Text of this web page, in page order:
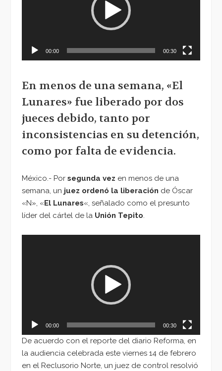
00:00 00:30
En menos de una semana, «El
Lunares» fue liberado por dos
jueces debido, tanto por
inconsistencias en su detención,
como por falta de evidencia.
México.- Por segunda vez en menos de una
semana, un juez ordenó la liberación de Óscar
«N», «El Lunares«, señalado como el presunto
líder del cártel de la Unión Tepito.
00:00 00:30
De acuerdo con el reporte del diario Reforma, en
la audiencia celebrada este viernes 14 de febrero
en el Reclusorio Norte, un juez de control resolvió